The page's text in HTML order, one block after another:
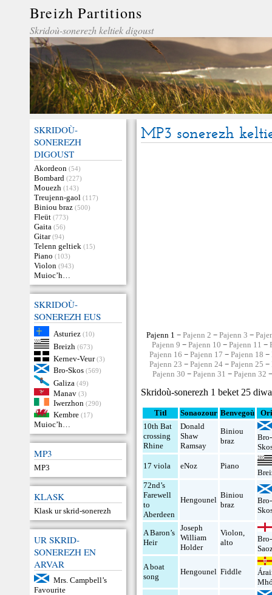
Breizh Partitions
Skridoù-sonerezh keltiek digoust
SKRIDOÙ-
SONEREZH
DIGOUST
Akordeon (54)
Bombard (227)
Mouezh (143)
Treujenn-gaol (117)
Biniou braz (500)
Fleüt (773)
Gaita (56)
Gitar (94)
Telenn geltiek (15)
Piano (103)
Violon (943)
Muioc’h…
SKRIDOÙ-
SONEREZH EUS
Asturiez (10)
Breizh (673)
Kernev-Veur (3)
Bro-Skos (569)
Galiza (49)
Manav (3)
Iwerzhon (290)
Kembre (17)
Muioc’h…
MP3
MP3
KLASK
Klask ur skrid-sonerezh
UR SKRID-
SONEREZH EN
ARVAR
Mrs. Campbell’s
Favourite
MP3 sonerezh
Pajenn 1 − Pajenn 2 − Pajenn 3 −
Pajenn 9 − Pajenn 10 − Pajenn 11 −
Pajenn 16 −Pajenn 17 −Pajenn 18 −
Pajenn 23 −Pajenn 24 −Pajenn 25 −
Pajenn 30 −Pajenn 31 −Pajenn 32
Skridoù-sonerezh 1 beket 25
Titl Sonaozour Benvegoù
10th Bat
crossing
Rhine
Donald
Shaw
Ramsay
Biniou
braz
Bro-
17 viola eNoz Piano
72nd’s
Farewell
to
Aberdeen
Hengounel
Biniou
braz
Bro-
A Baron’s
Heir
Joseph
William
Holder
Violon,
alto
Bro-
A boat
song
Hengounel Fiddle